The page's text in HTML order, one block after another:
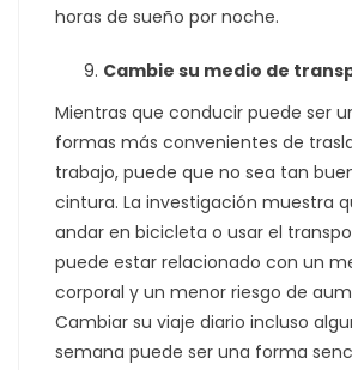
horas de sueño por noche.
Cambie su medio de
Mientras que conducir puede ser
formas más convenientes de
trabajo, puede que no sea tan
cintura. La investigación muestra
andar en bicicleta o usar el
puede estar relacionado con un
corporal y un menor riesgo de
Cambiar su viaje diario incluso
semana puede ser una forma